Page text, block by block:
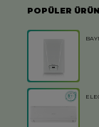
POPÜLER